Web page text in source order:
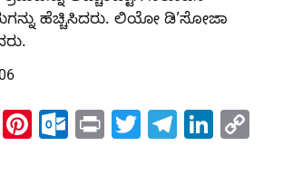
ಹೆಚ್ಚಿಸಿದರು. ಲಿಯೋ ಡಿ’ಸೋಜಾ
WhatsApp
Pinterest
Outlook.com
PrintTwitter